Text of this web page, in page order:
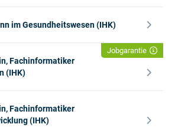
im Gesundheitswesen (IHK)
Jobgarantie
Fachinformatiker
(IHK)
Fachinformatiker
(IHK)